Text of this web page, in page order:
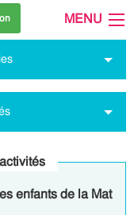
MENU
enfants de la Mat